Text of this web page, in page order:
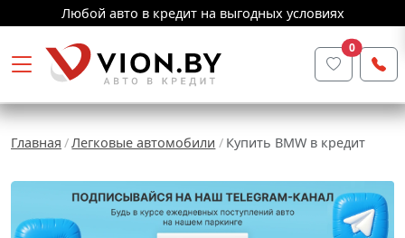
Любой авто в кредит на выгодных условиях
0
Главная Легковые автомобили Купить BMW в кредит